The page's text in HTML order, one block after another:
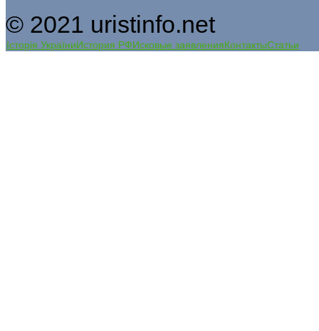
© 2021 uristinfo.net
Історія УкраїниИстория РФИсковые заявленияКонтактыСтатьи